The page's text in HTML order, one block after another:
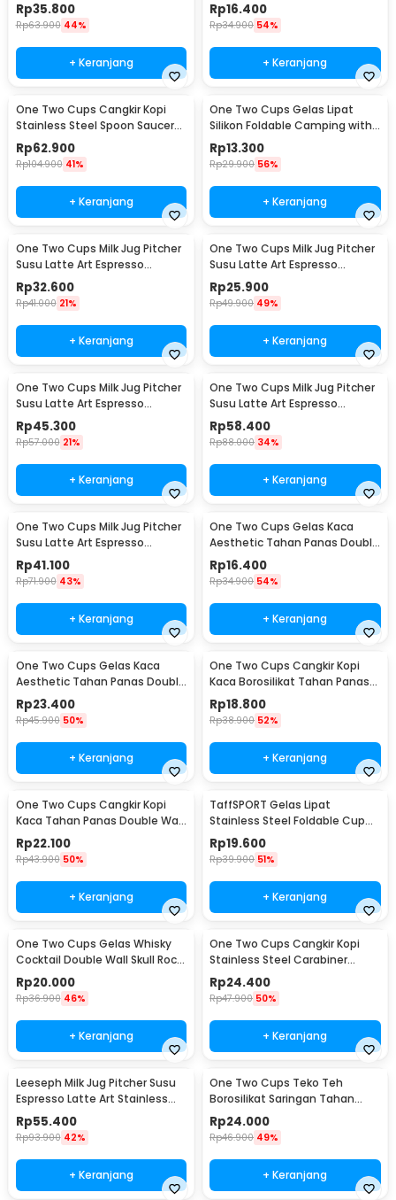
Rp35.800
Rp63.900 44%
+ Keranjang
Rp16.400
Rp34.900 54%
+ Keranjang
One Two Cups Cangkir Kopi
Stainless Steel Spoon Saucer
Cup 120ml - 201
Rp62.900
Rp104.900 41%
+ Keranjang
One Two Cups Gelas Lipat
Silikon Foldable Camping with
Strap 200ml - F120
Rp13.300
Rp29.900 56%
+ Keranjang
One Two Cups Milk Jug Pitcher
Susu Latte Art Espresso
Stainless Steel 350ml - J068
Rp32.600
Rp41.000 21%
+ Keranjang
One Two Cups Milk Jug Pitcher
Susu Latte Art Espresso
Stainless Steel 150ml - J068
Rp25.900
Rp49.900 49%
+ Keranjang
One Two Cups Milk Jug Pitcher
Susu Latte Art Espresso
Stainless Steel 600ml - J068
Rp45.300
Rp57.000 21%
+ Keranjang
One Two Cups Milk Jug Pitcher
Susu Latte Art Espresso
Stainless Steel 900ml - J068
Rp58.400
Rp88.000 34%
+ Keranjang
One Two Cups Milk Jug Pitcher
Susu Latte Art Espresso
Stainless Steel 350ml - 10084
Rp41.100
Rp71.900 43%
+ Keranjang
One Two Cups Gelas Kaca
Aesthetic Tahan Panas Double
Wall Glass 250ml - PLY1704
Rp16.400
Rp34.900 54%
+ Keranjang
One Two Cups Gelas Kaca
Aesthetic Tahan Panas Double
Wall Glass 433ml - PLY1704
Rp23.400
Rp45.900 50%
+ Keranjang
One Two Cups Cangkir Kopi
Kaca Borosilikat Tahan Panas
Double Wall Cup 160ml
Rp18.800
Rp38.900 52%
+ Keranjang
One Two Cups Cangkir Kopi
Kaca Tahan Panas Double Wall
Cup 180ml - DOME240
Rp22.100
Rp43.900 50%
+ Keranjang
TaffSPORT Gelas Lipat
Stainless Steel Foldable Cup
Carabiner 240ml - F180
Rp19.600
Rp39.900 51%
+ Keranjang
One Two Cups Gelas Whisky
Cocktail Double Wall Skull Rock
Glass 150ml - SG-02
Rp20.000
Rp36.900 46%
+ Keranjang
One Two Cups Cangkir Kopi
Stainless Steel Carabiner
Camping Cup 220ml - C125
Rp24.400
Rp47.900 50%
+ Keranjang
Leeseph Milk Jug Pitcher Susu
Espresso Latte Art Stainless
Steel 600ml - L-2016
Rp55.400
Rp93.900 42%
+ Keranjang
One Two Cups Teko Teh
Borosilikat Saringan Tahan
Panas Teapot 500ml - TP-757
Rp24.000
Rp46.900 49%
+ Keranjang